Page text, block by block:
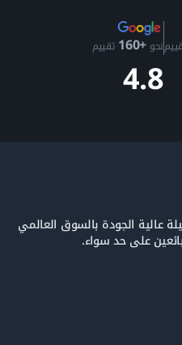
درجات حرارة مرتفعة.
مستعملة للبيع
ومناسبة للاستخدام المحلي
نحو +160 تقييم
4.8
عالية الجودة بالسوق العالمي
على حد سواء.